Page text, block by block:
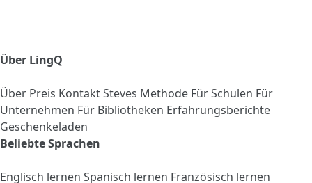
Über LingQ
Über Preis KontaktSteves Methode Für Schulen Für
Unternehmen Für Bibliotheken Erfahrungsberichte
Geschenkeladen
Beliebte Sprachen
Englisch lernen Spanisch lernen Französisch lernen